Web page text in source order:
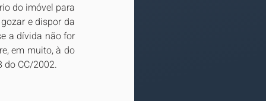
do imóvel para
e dispor da
a dívida não for
em muito, à do
CC/2002.